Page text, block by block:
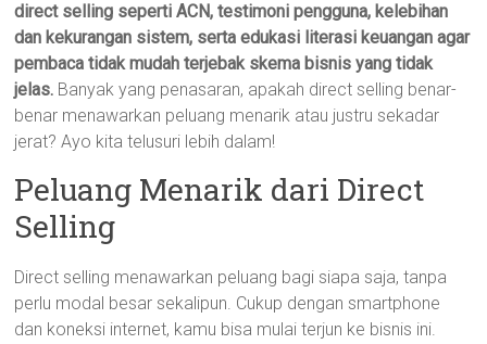
direct selling seperti ACN, testimoni pengguna, kelebihan
dan kekurangan sistem, serta edukasi literasi keuangan agar
pembaca tidak mudah terjebak skema bisnis yang tidak
jelas. Banyak yang penasaran, apakah direct selling benar-
benar menawarkan peluang menarik atau justru sekadar
jerat? Ayo kita telusuri lebih dalam!
Peluang Menarik dari Direct
Selling
Direct selling menawarkan peluang bagi siapa saja, tanpa
perlu modal besar sekalipun. Cukup dengan smartphone
dan koneksi internet, kamu bisa mulai terjun ke bisnis ini.